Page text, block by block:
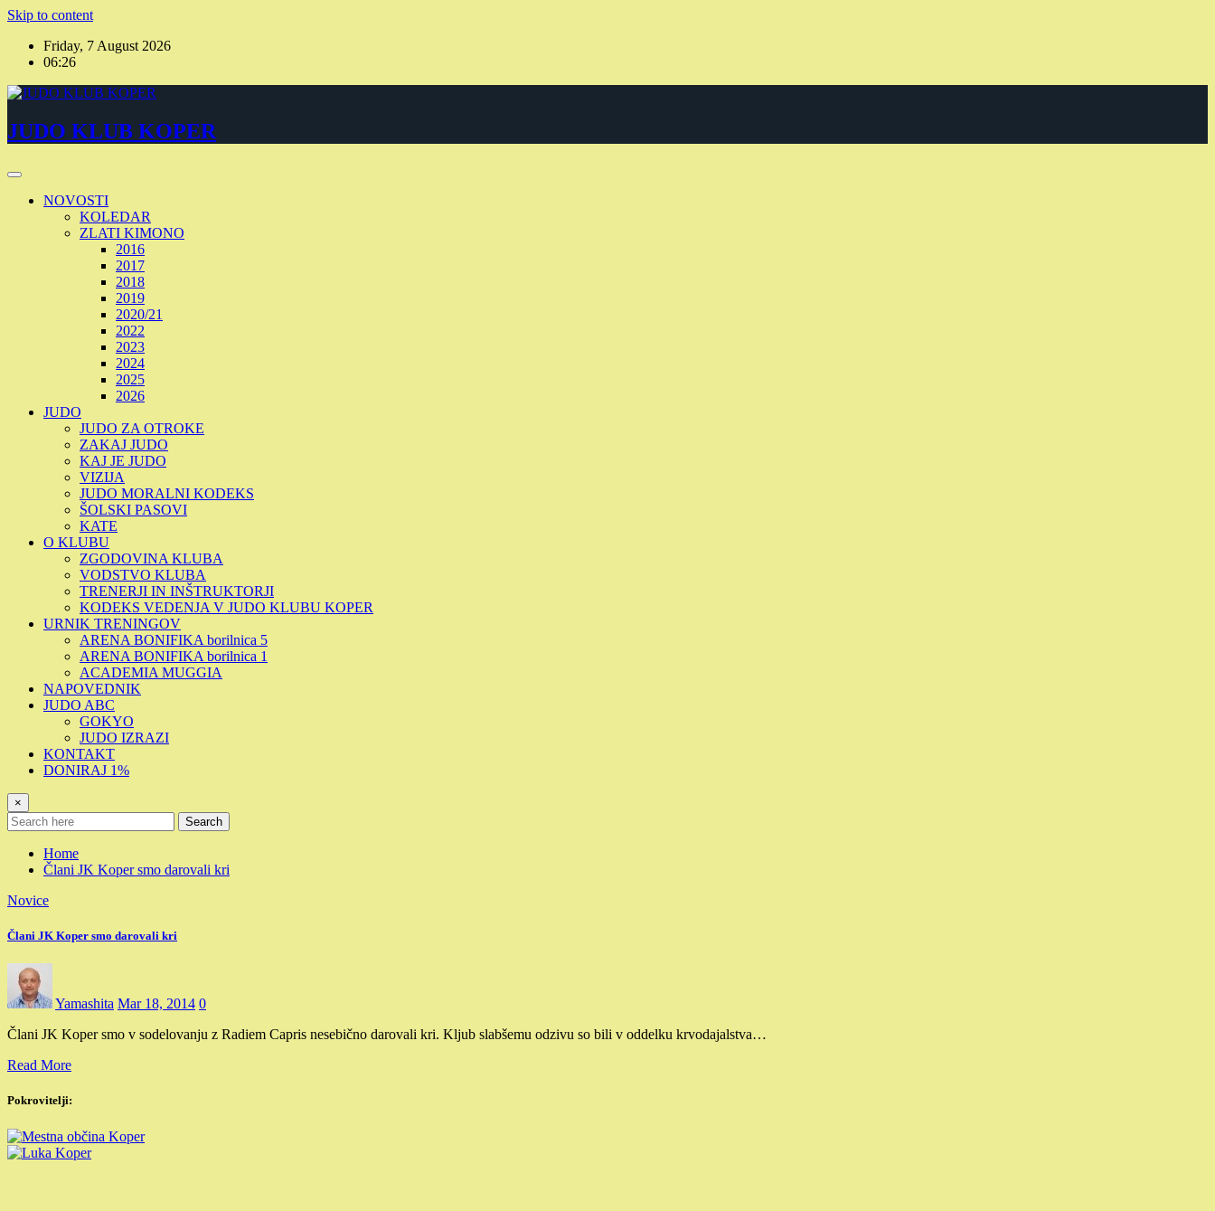
Skip to content
Friday, 7 August 2026
06:26
JUDO KLUB KOPER
NOVOSTI
KOLEDAR
ZLATI KIMONO
2016
2017
2018
2019
2020/21
2022
2023
2024
2025
2026
JUDO
JUDO ZA OTROKE
ZAKAJ JUDO
KAJ JE JUDO
VIZIJA
JUDO MORALNI KODEKS
ŠOLSKI PASOVI
KATE
O KLUBU
ZGODOVINA KLUBA
VODSTVO KLUBA
TRENERJI IN INŠTRUKTORJI
KODEKS VEDENJA V JUDO KLUBU KOPER
URNIK TRENINGOV
ARENA BONIFIKA borilnica 5
ARENA BONIFIKA borilnica 1
ACADEMIA MUGGIA
NAPOVEDNIK
JUDO ABC
GOKYO
JUDO IZRAZI
KONTAKT
DONIRAJ 1%
×
Search
Home
Člani JK Koper smo darovali kri
Novice
Člani JK Koper smo darovali kri
Yamashita Mar 18, 2014 0
Člani JK Koper smo v sodelovanju z Radiem Capris nesebično darovali kri. Kljub slabšemu odzivu so bili v oddelku krvodajalstva…
Read More
Pokrovitelji: